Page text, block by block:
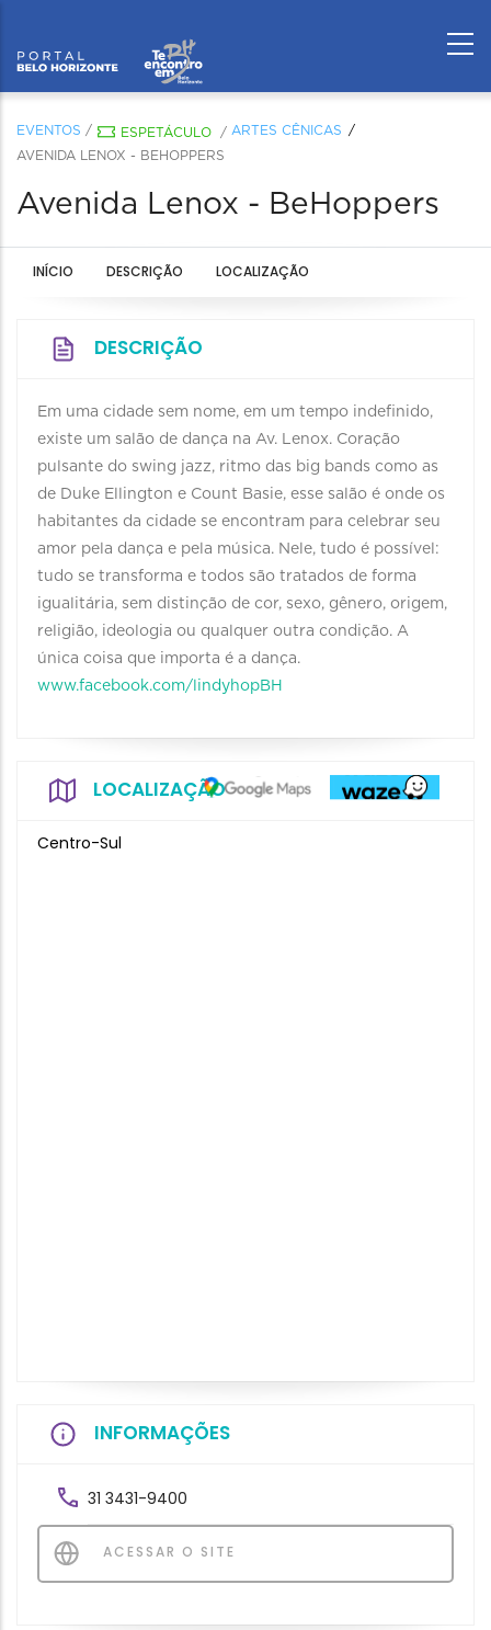
EVENTOS / ESPETÁCULO / ARTES CÊNICAS
AVENIDA LENOX - BEHOPPERS
Avenida Lenox - BeHoppers
INÍCIO DESCRIÇÃO LOCALIZAÇÃO
DESCRIÇÃO
Em uma cidade sem nome, em um tempo indefinido,
existe um salão de dança na Av. Lenox. Coração
pulsante do swing jazz, ritmo das big bands como as
de Duke Ellington e Count Basie, esse salão é onde os
habitantes da cidade se encontram para celebrar seu
amor pela dança e pela música. Nele, tudo é possível:
tudo se transforma e todos são tratados de forma
igualitária, sem distinção de cor, sexo, gênero, origem,
religião, ideologia ou qualquer outra condição. A
única coisa que importa é a dança.
www.facebook.com/lindyhopBH
LOCALIZAÇÃO
Centro-Sul
INFORMAÇÕES
31 3431-9400
ACESSAR O SITE